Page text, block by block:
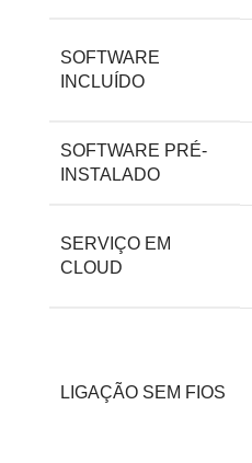
SOFTWARE
INCLUÍDO
SOFTWARE PRÉ-
INSTALADO
SERVIÇO EM
CLOUD
LIGAÇÃO SEM FIOS